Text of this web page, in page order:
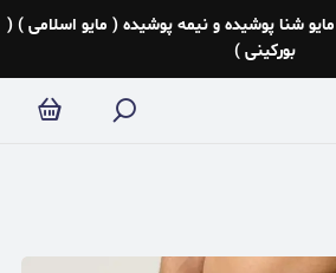
شنا پوشیده و نیمه پوشیده ( مایو اسلامی ) (
بورکینی )